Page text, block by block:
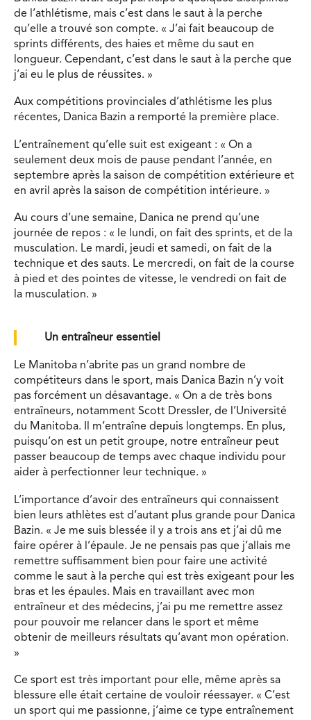
de l’athlétisme, mais c’est dans le saut à la perche
qu’elle a trouvé son compte. « J’ai fait beaucoup de
sprints différents, des haies et même du saut en
longueur. Cependant, c’est dans le saut à la perche que
j’ai eu le plus de réussites. »
Aux compétitions provinciales d’athlétisme les plus
récentes, Danica Bazin a remporté la première place.
L’entraînement qu’elle suit est exigeant : « On a
seulement deux mois de pause pendant l’année, en
septembre après la saison de compétition extérieure et
en avril après la saison de compétition intérieure. »
Au cours d’une semaine, Danica ne prend qu’une
journée de repos : « le lundi, on fait des sprints, et de la
musculation. Le mardi, jeudi et samedi, on fait de la
technique et des sauts. Le mercredi, on fait de la course
à pied et des pointes de vitesse, le vendredi on fait de
la musculation. »
Un entraîneur essentiel
Le Manitoba n’abrite pas un grand nombre de
compétiteurs dans le sport, mais Danica Bazin n’y voit
pas forcément un désavantage. « On a de très bons
entraîneurs, notamment Scott Dressler, de l’Université
du Manitoba. Il m’entraîne depuis longtemps. En plus,
puisqu’on est un petit groupe, notre entraîneur peut
passer beaucoup de temps avec chaque individu pour
aider à perfectionner leur technique. »
L’importance d’avoir des entraîneurs qui connaissent
bien leurs athlètes est d’autant plus grande pour Danica
Bazin. « Je me suis blessée il y a trois ans et j’ai dû me
faire opérer à l’épaule. Je ne pensais pas que j’allais me
remettre suffisamment bien pour faire une activité
comme le saut à la perche qui est très exigeant pour les
bras et les épaules. Mais en travaillant avec mon
entraîneur et des médecins, j’ai pu me remettre assez
pour pouvoir me relancer dans le sport et même
obtenir de meilleurs résultats qu’avant mon opération.
»
Ce sport est très important pour elle, même après sa
blessure elle était certaine de vouloir réessayer. « C’est
un sport qui me passionne, j’aime ce type entraînement